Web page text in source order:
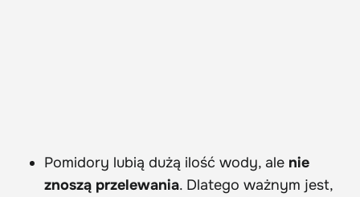
Pomidory lubią dużą ilość wody, ale nie
znoszą przelewania. Dlatego ważnym jest,